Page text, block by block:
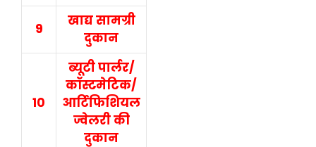
9
खाद्य सामग्री
दुकान
10
ब्यूटी पार्लर/
कॉस्टमेटिक/
आर्ट‍िफ‍िश‍ियल
ज्‍वेलरी की
दुकान